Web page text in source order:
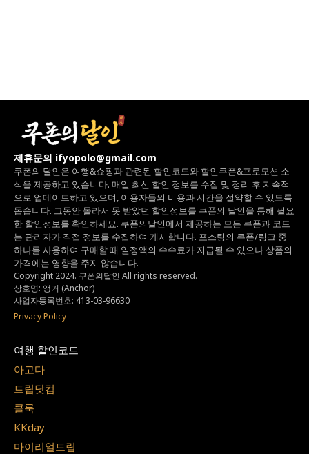
제휴문의 ifyopolo@gmail.com
쿠폰의 달인은 여행&쇼핑과 관련된 할인코드와 할인쿠폰&프로모션 소
식을 제공하고 있습니다. 매일 최신 할인 정보를 수집 및 정리 후 지속적
으로 업데이트하고 있으며, 이용자들의 비용과 시간을 절약할 수 있도록
돕습니다. 그동안 몰라서 못 받았던 할인정보를 쿠폰의 달인을 통해 필요
한 할인정보를 확인하세요. 쿠폰의달인에서 제공하는 모든 쿠폰과 코드
는 관리자가 직접 정보를 수집하여 게시합니다. 포스팅의 쿠폰/링크 중
하나를 사용하여 구매할 때 일정액의 수수료가 지급될 수 있으나상품의
가격에는 영향을 주지 않습니다.
Copyright 2024. 쿠폰의달인 All rights reserved.
상호명: 앵커 (Anchor)
사업자등록번호: 413-03-96630
Privacy Policy
여행 할인코드
아고다
트립닷컴
클룩
KKday
마이리얼트립